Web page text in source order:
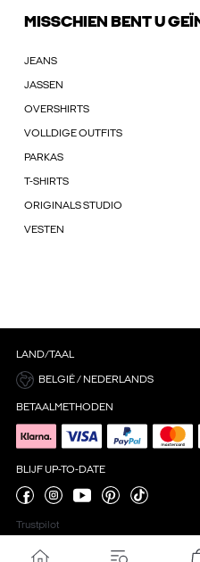
MISSCHIEN BENT U
JEANS
JASSEN
OVERSHIRTS
VOLLDIGE OUTFITS
PARKAS
T-SHIRTS
ORIGINALS STUDIO
VESTEN
LAND/TAAL
BELGIË / NEDERLANDS
BETAALMETHODEN
BLIJF UP-TO-DATE
Trustpilot